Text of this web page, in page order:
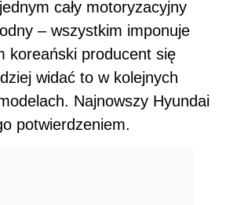
cały motoryzacyjny
– wszystkim imponuje
koreański producent się
widać to w kolejnych
Najnowszy Hyundai
potwierdzeniem.